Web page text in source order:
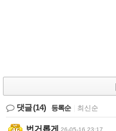
댓글(14) 등록순 최신순
번거롭게 26-05-16 23:17